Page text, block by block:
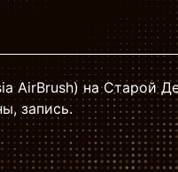
AirBrush) на Старой
запись.